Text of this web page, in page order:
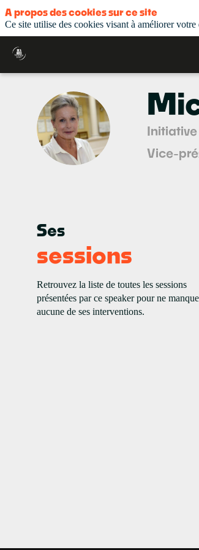
MR
Vice-
Ses
sessions
Retrouvez la liste de toutes les sessions
présentées par ce speaker pour ne
aucune de ses interventions.
A propos des cookies sur ce site
Ce site utilise des cookies visant à améliorer votre